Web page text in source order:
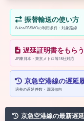
振替輸送の使い方
Suica/PASMOの利用条件・対象路線
遅延証明書をもらう
JR東日本・東京メトロ等18社対応
京急空港線の遅延
過去の遅延件数・原因傾向
京急空港線の最新遅